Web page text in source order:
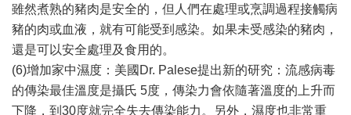
雖然煮熟的豬肉是安全的，但人們在處理或烹調過程接觸病
豬的肉或血液，就有可能受到感染。如果未受感染的豬肉，
還是可以安全處理及食用的。
(6)增加家中濕度：美國Dr. Palese提出新的研究：流感病毒
的傳染最佳溫度是攝氏 5度，傳染力會依隨著溫度的上升而
下降，到30度就完全失去傳染能力。另外，濕度也非常重